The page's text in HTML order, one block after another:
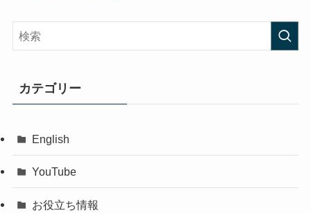
カテゴリー
English
YouTube
お役立ち情報